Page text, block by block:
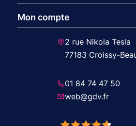
Mon compte
2 rue Nikola Tesla
77183 Croissy-
01 84 74 47 50
web@gdv.fr